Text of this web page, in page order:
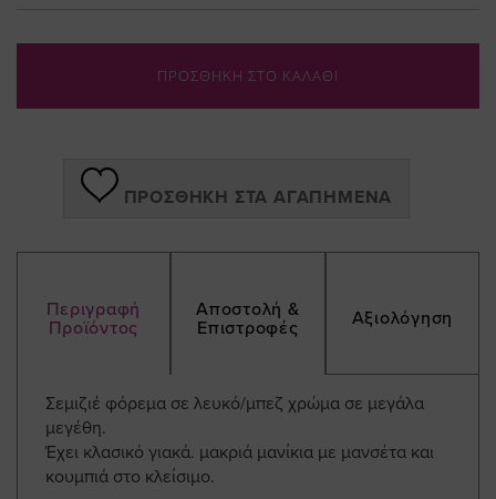
ΠΡΟΣΘΗΚΗ ΣΤΟ ΚΑΛΑΘΙ
ΠΡΟΣΘΉΚΗ ΣΤΑ ΑΓΑΠΗΜΈΝΑ
Περιγραφή
Προϊόντος
Αποστολή &
Επιστροφές
Αξιολόγηση
Σεμιζιέ φόρεμα σε λευκό/μπεζ χρώμα σε μεγάλα
μεγέθη.
Έχει κλασικό γιακά. μακριά μανίκια με μανσέτα και
κουμπιά στο κλείσιμο.